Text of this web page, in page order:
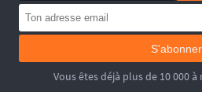
S'abonner
Vous êtes déjà plus de 10 000